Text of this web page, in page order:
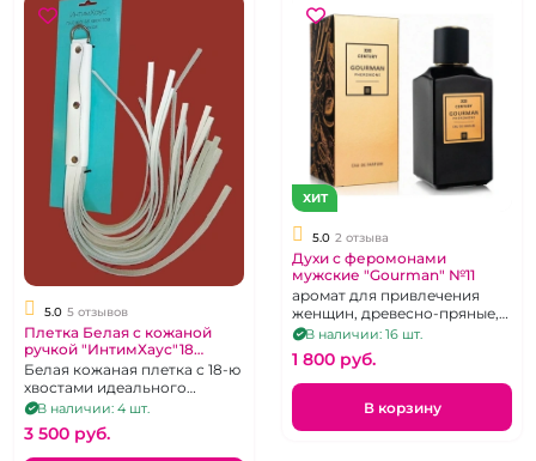
5.0 5 отзывов
Плетка Белая с кожаной
ручкой "ИнтимХаус"18
хвостов
Белая кожаная плетка с 18-ю
хвостами идеального
качества
В наличии: 4 шт.
3 500 pуб.
ХИТ
5.0 2 отзыва
Духи с феромонами
мужские "Gourman" №11
аромат для привлечения
женщин, древесно-пряные,
100 мл
В наличии: 16 шт.
1 800 pуб.
В корзину